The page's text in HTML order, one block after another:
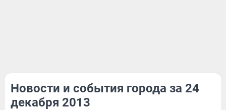
Новости и события города за 24
декабря 2013